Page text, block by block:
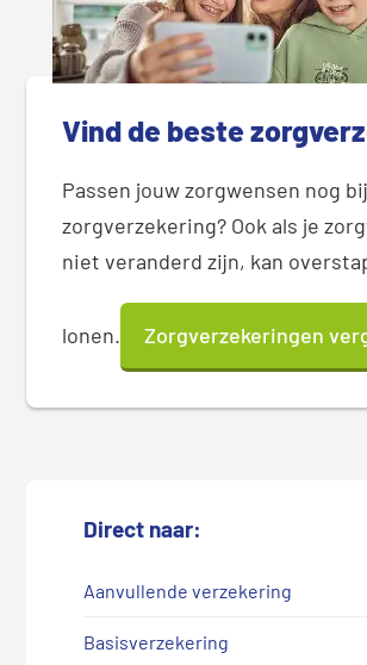
Vind de beste
Passen jouw zorgwensen nog
zorgverzekering? Ook als je
niet veranderd zijn, kan
lonen. Zorgverzekeringen
Direct naar:
Aanvullende verzekering
Basisverzekering